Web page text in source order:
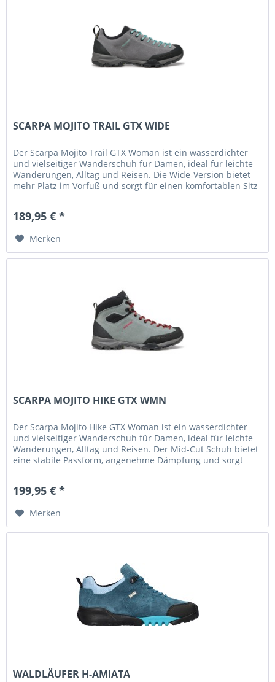
SCARPA MOJITO TRAIL GTX WIDE
Der Scarpa Mojito Trail GTX Woman ist ein wasserdichter
und vielseitiger Wanderschuh für Damen, ideal für leichte
Wanderungen, Alltag und Reisen. Die Wide-Version bietet
mehr Platz im Vorfuß und sorgt für einen komfortablen Sitz
189,95 € *
Merken
SCARPA MOJITO HIKE GTX WMN
Der Scarpa Mojito Hike GTX Woman ist ein wasserdichter
und vielseitiger Wanderschuh für Damen, ideal für leichte
Wanderungen, Alltag und Reisen. Der Mid-Cut Schuh bietet
eine stabile Passform, angenehme Dämpfung und sorgt
199,95 € *
Merken
WALDLÄUFER H-AMIATA